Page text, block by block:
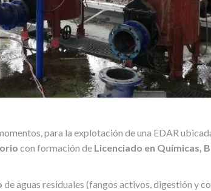
para la explotación de una EDAR
con formación de Licenciado en Químicas,
de aguas residuales (fangos activos, digestión y